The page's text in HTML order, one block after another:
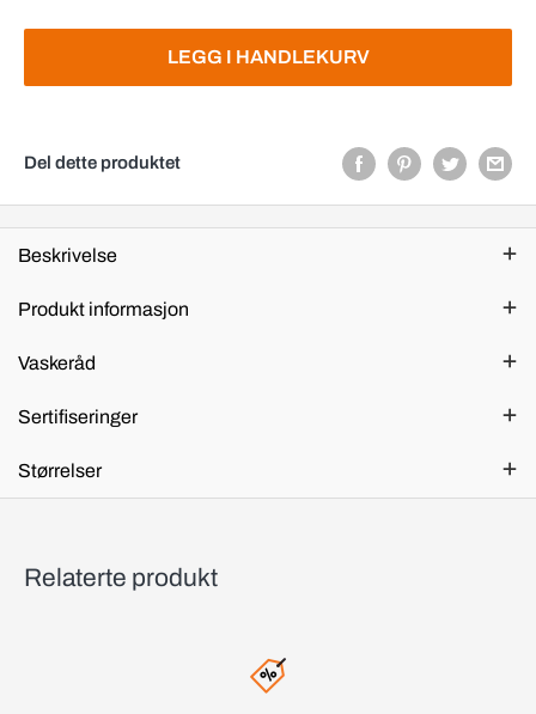
LEGG I HANDLEKURV
Del dette produktet
Beskrivelse
Produkt informasjon
Vaskeråd
Sertifiseringer
Størrelser
Relaterte produkt